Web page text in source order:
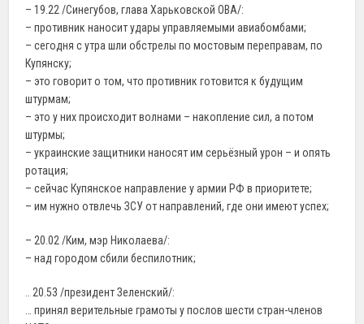
– 19.22 /Синегубов, глава Харьковской ОВА/:
– противник наносит удары управляемыми авиабомбами;
– сегодня с утра шли обстрелы по мостовым переправам, по
Купянску;
– это говорит о том, что противник готовится к будущим
штурмам;
– это у них происходит волнами – накопление сил, а потом
штурмы;
– украинские защитники наносят им серьёзный урон – и опять
ротация;
– сейчас Купянское направление у армии РФ в приоритете;
– им нужно отвлечь ЗСУ от направлений, где они имеют успех;
– 20.02 /Ким, мэр Николаева/:
– над городом сбили беспилотник;
.. 20.53 /президент Зеленский/:
… принял верительные грамоты у послов шести стран-членов